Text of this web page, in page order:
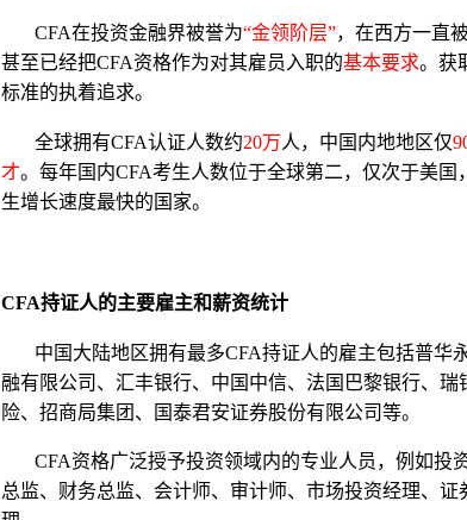
CFA在投资金融界被誉为“金领阶层”，在西方一直
甚至已经把CFA资格作为对其雇员入职的基本要求。获
标准的执着追求。
全球拥有CFA认证人数约20万人，中国内地地区仅
才。每年国内CFA考生人数位于全球第二，仅次于美国
生增长速度最快的国家。
CFA持证人的主要雇主和薪资统计
中国大陆地区拥有最多CFA持证人的雇主包括普华
融有限公司、汇丰银行、中国中信、法国巴黎银行、
险、招商局集团、国泰君安证券股份有限公司等。
CFA资格广泛授予投资领域内的专业人员，例如投
总监、财务总监、会计师、审计师、市场投资经理、